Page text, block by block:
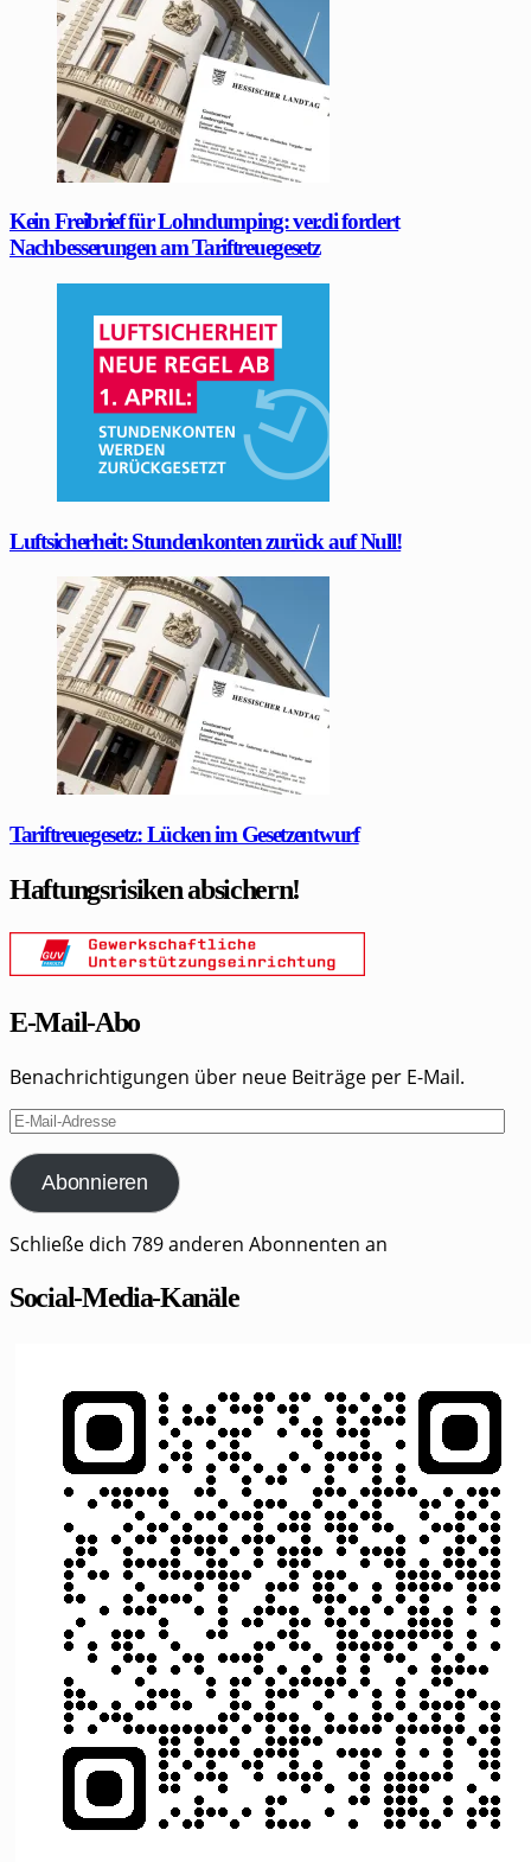
Kein Freibrief für Lohndumping: ver.di fordert
Nachbesserungen am Tariftreuegesetz
Luftsicherheit: Stundenkonten zurück auf Null!
Tariftreuegesetz: Lücken im Gesetzentwurf
Haftungsrisiken absichern!
E-Mail-Abo
Benachrichtigungen über neue Beiträge per E-Mail.
E-
Mail-
Adresse
Abonnieren
Schließe dich 789 anderen Abonnenten an
Social-Media-Kanäle